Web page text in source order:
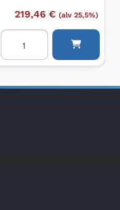
219,46 € (alv 25,5%)
Lattiakaivo
PURUS
160